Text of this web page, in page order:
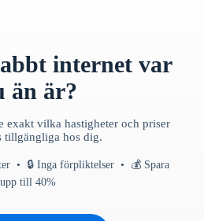
internet var
än är?
exakt vilka hastigheter och priser
tillgängliga hos dig.
• 🔒 Inga förpliktelser • 💰 Spara
upp till 40%